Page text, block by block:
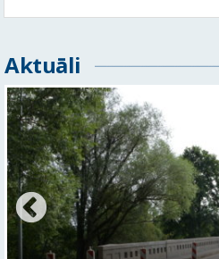
Aktuāli